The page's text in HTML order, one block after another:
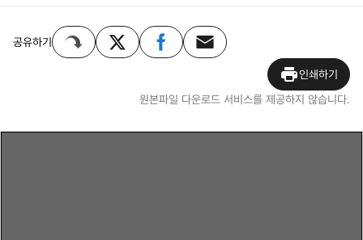
공유하기
인쇄하기
원본파일 다운로드 서비스를 제공하지 않습니다.